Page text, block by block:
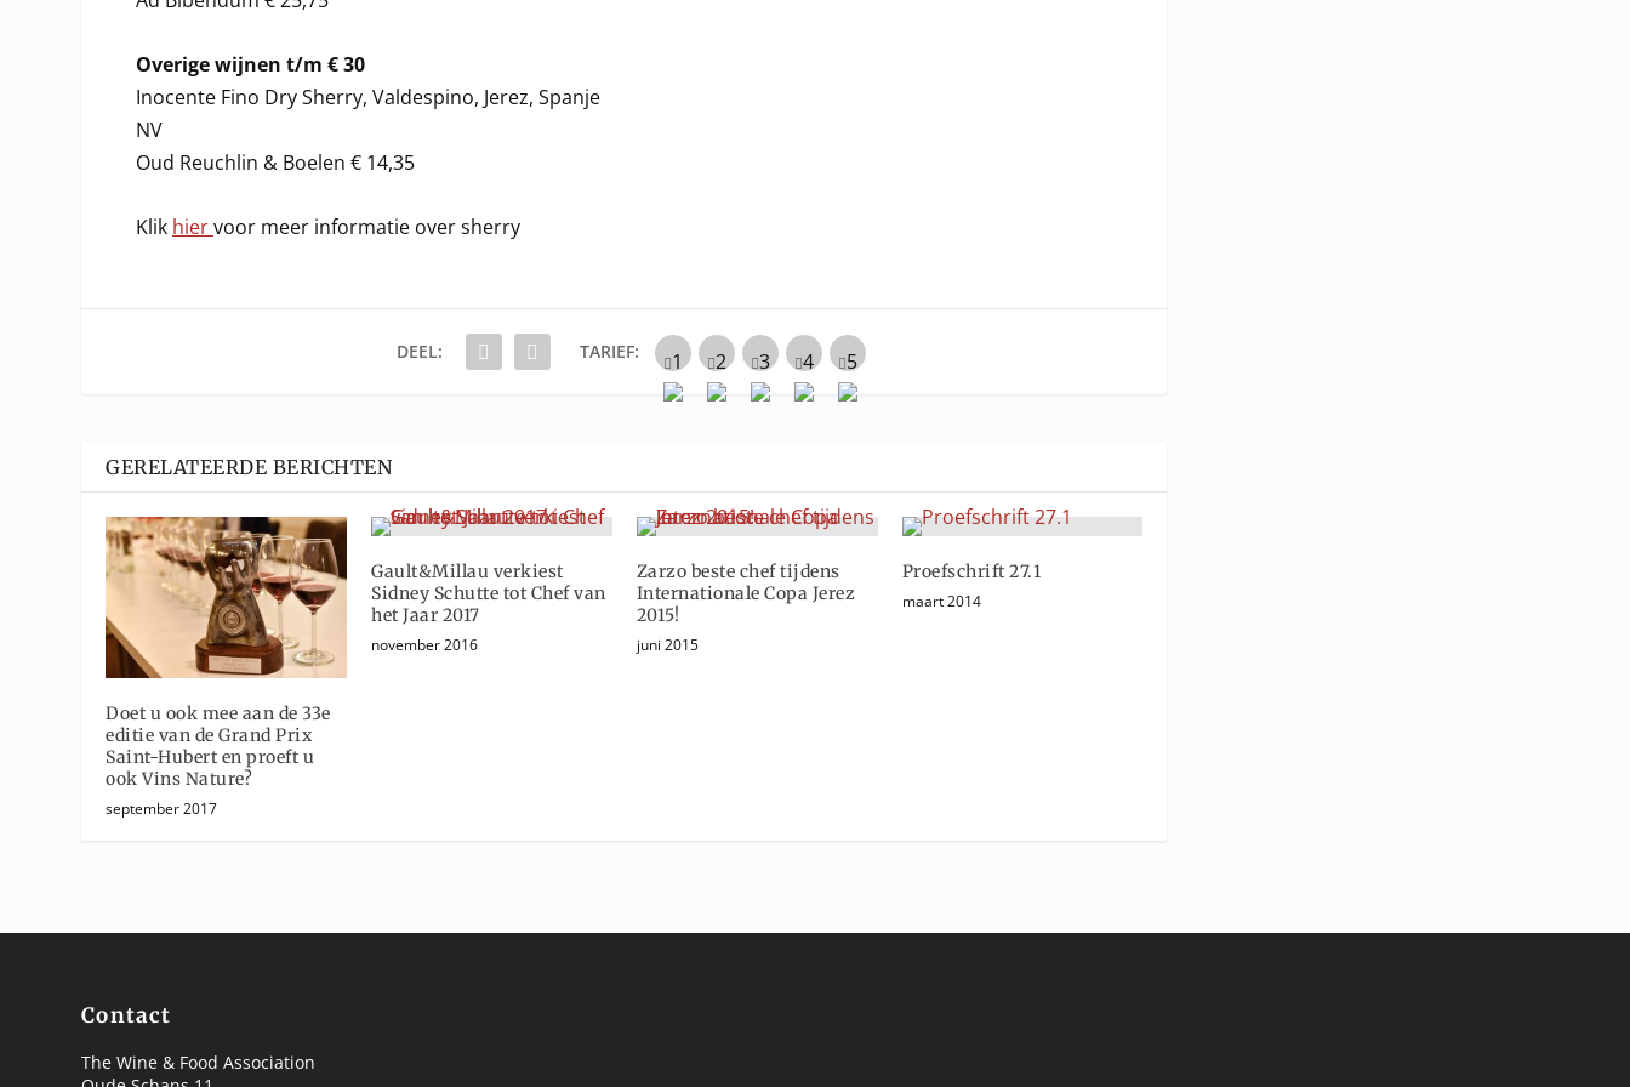
Overige wijnen t/m € 30
Inocente Fino Dry Sherry, Valdespino, Jerez, Spanje
NV
Oud Reuchlin & Boelen € 14,35
Klik hiervoor meer informatie over sherry
DEEL: TARIEF:
GERELATEERDE BERICHTEN
Doet u ook mee aan de 33e
editie van de Grand Prix
Saint-Hubert en proeft u
ook Vins Nature?
september 2017
Gault&Millau verkiest
Sidney Schutte tot Chef van
het Jaar 2017
november 2016
Zarzo beste chef tijdens
Internationale Copa Jerez
2015!
juni 2015
Proefschrift 27.1
maart 2014
Contact
The Wine & Food Association